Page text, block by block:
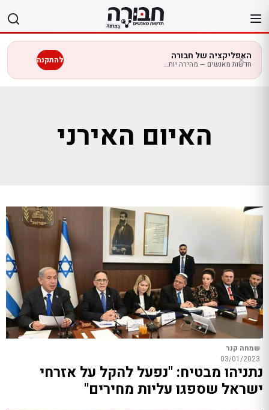
לתוכן
האפליקציה של חבורה
חדשות מאנשים — מהירה יותר בנייד להתקנה
האיום האירני
שמחה קנר
03/01/2023
נתניהו מבטיח: "נפעל להקל על אזרחי
ישראל שספגו עליות מחירים"